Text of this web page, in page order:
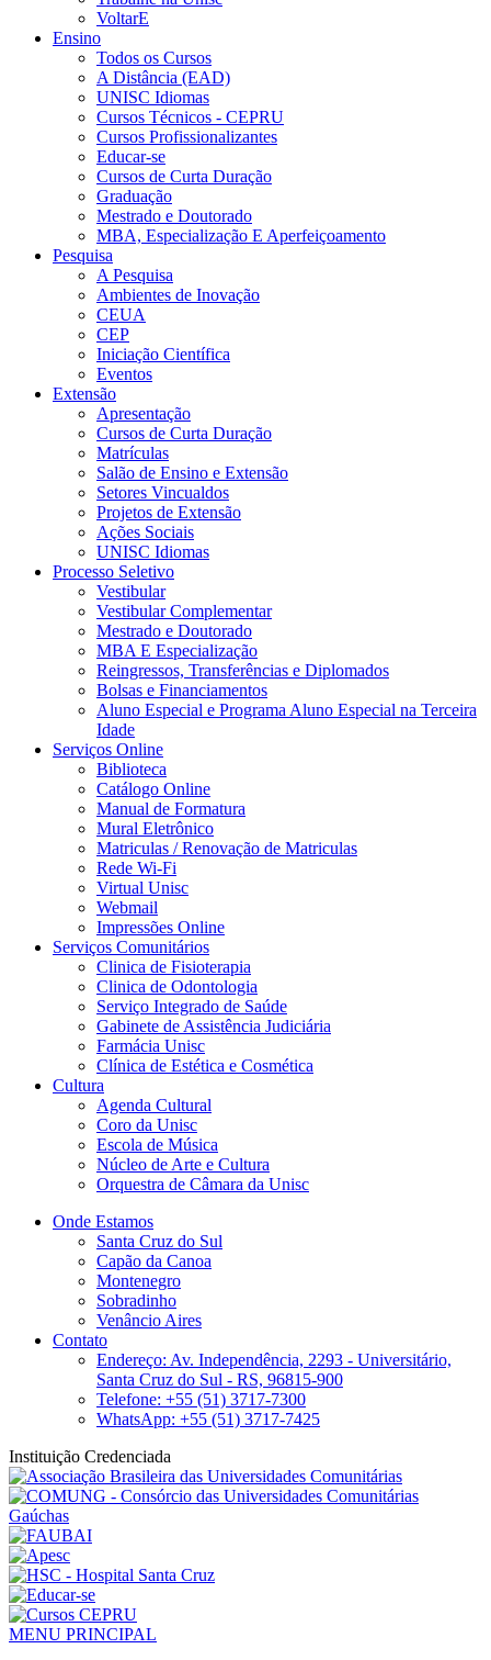
VoltarE
Ensino
Todos os Cursos
A Distância (EAD)
UNISC Idiomas
Cursos Técnicos - CEPRU
Cursos Profissionalizantes
Educar-se
Cursos de Curta Duração
Graduação
Mestrado e Doutorado
MBA, Especialização E Aperfeiçoamento
Pesquisa
A Pesquisa
Ambientes de Inovação
CEUA
CEP
Iniciação Científica
Eventos
Extensão
Apresentação
Cursos de Curta Duração
Matrículas
Salão de Ensino e Extensão
Setores Vincualdos
Projetos de Extensão
Ações Sociais
UNISC Idiomas
Processo Seletivo
Vestibular
Vestibular Complementar
Mestrado e Doutorado
MBA E Especialização
Reingressos, Transferências e Diplomados
Bolsas e Financiamentos
Aluno Especial e Programa Aluno Especial na Terceira
Idade
Serviços Online
Biblioteca
Catálogo Online
Manual de Formatura
Mural Eletrônico
Matriculas / Renovação de Matriculas
Rede Wi-Fi
Virtual Unisc
Webmail
Impressões Online
Serviços Comunitários
Clinica de Fisioterapia
Clinica de Odontologia
Serviço Integrado de Saúde
Gabinete de Assistência Judiciária
Farmácia Unisc
Clínica de Estética e Cosmética
Cultura
Agenda Cultural
Coro da Unisc
Escola de Música
Núcleo de Arte e Cultura
Orquestra de Câmara da Unisc
Onde Estamos
Santa Cruz do Sul
Capão da Canoa
Montenegro
Sobradinho
Venâncio Aires
Contato
Endereço: Av. Independência, 2293 - Universitário,
Santa Cruz do Sul - RS, 96815-900
Telefone: +55 (51) 3717-7300
WhatsApp: +55 (51) 3717-7425
Instituição Credenciada
MENU PRINCIPAL